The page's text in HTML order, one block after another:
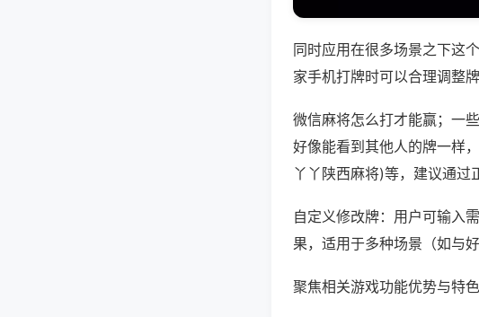
同时应用在很多场景之下这
家手机打牌时可以合理调整
微信麻将怎么打才能赢；一
好像能看到其他人的牌一样
丫丫陕西麻将)等，建议通过
自定义修改牌：用户可输入
果，适用于多种场景（如与
聚焦相关游戏功能优势与特色